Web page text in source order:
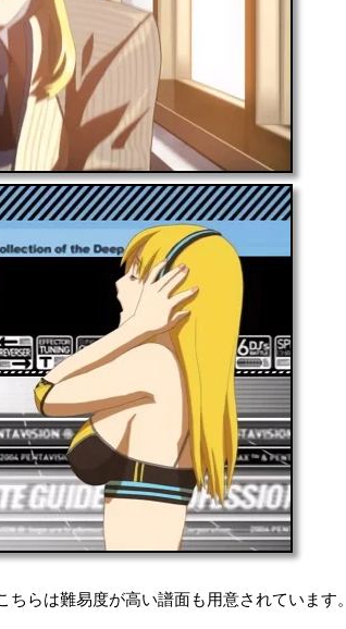
らは難易度が高い譜面も用意されています。